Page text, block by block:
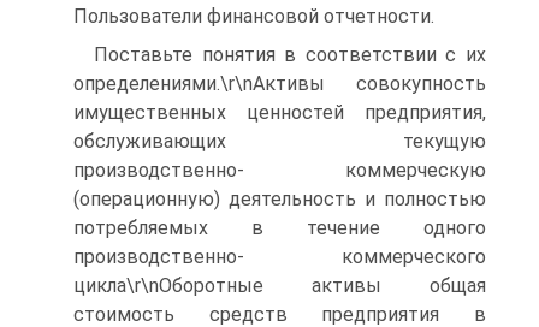
Пользователи финансовой отчетности.
Поставьте понятия в соответствии с их
определениями.\r\nАктивы совокупность
имущественных ценностей предприятия,
обслуживающих текущую
производственно- коммерческую
(операционную) деятельность и полностью
потребляемых в течение одного
производственно- коммерческого
цикла\r\nОборотные активы общая
стоимость средств предприятия в